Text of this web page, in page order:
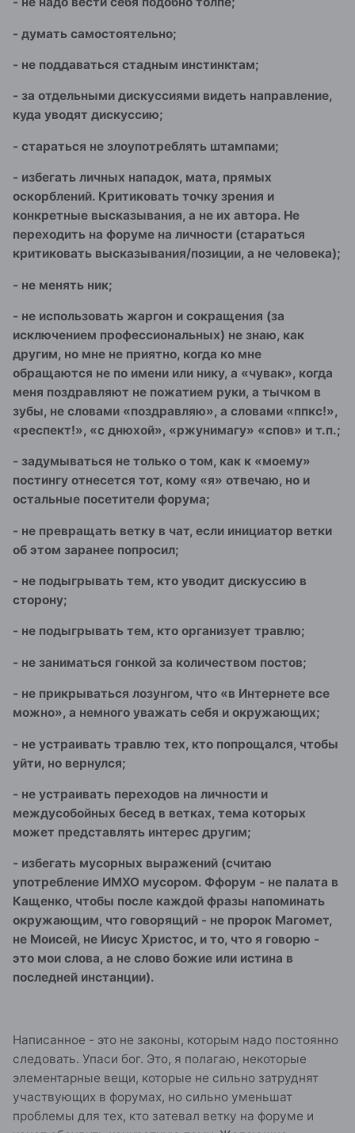
- думать самостоятельно;
- не поддаваться стадным инстинктам;
- за отдельными дискуссиями видеть направление,
куда уводят дискуссию;
- стараться не злоупотреблять штампами;
- избегать личных нападок, мата, прямых
оскорблений. Критиковать точку зрения и
конкретные высказывания, а не их автора. Не
переходить на форуме на личности (стараться
критиковать высказывания/позиции, а не человека);
- не менять ник;
- не использовать жаргон и сокращения (за
исключением профессиональных) не знаю, как
другим, но мне не приятно, когда ко мне
обращаются не по имени или нику, а «чувак», когда
меня поздравляют не пожатием руки, а тычком в
зубы, не словами «поздравляю», а словами «ппкс!»,
«респект!», «с днюхой», «ржунимагу» «спов» и т.п.;
- задумываться не только о том, как к «моему»
постингу отнесется тот, кому «я» отвечаю, но и
остальные посетители форума;
- не превращать ветку в чат, если инициатор ветки
об этом заранее попросил;
- не подыгрывать тем, кто уводит дискуссию в
сторону;
- не подыгрывать тем, кто организует травлю;
- не заниматься гонкой за количеством постов;
- не прикрываться лозунгом, что «в Интернете все
можно», а немного уважать себя и окружающих;
- не устраивать травлю тех, кто попрощался, чтобы
уйти, но вернулся;
- не устраивать переходов на личности и
междусобойных бесед в ветках, тема которых
может представлять интерес другим;
- избегать мусорных выражений (считаю
употребление ИМХО мусором. Ффорум - не палата в
Кащенко, чтобы после каждой фразы напоминать
окружающим, что говорящий - не пророк Магомет,
не Моисей, не Иисус Христос, и то, что я говорю -
это мои слова, а не слово божие или истина в
последней инстанции).
Написанное - это не законы, которым надо постоянно
следовать. Упаси бог. Это, я полагаю, некоторые
элементарные вещи, которые не сильно затруднят
участвующих в форумах, но сильно уменьшат
проблемы для тех, кто затевал ветку на форуме и